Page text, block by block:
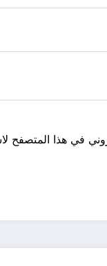
في هذا المتصفح